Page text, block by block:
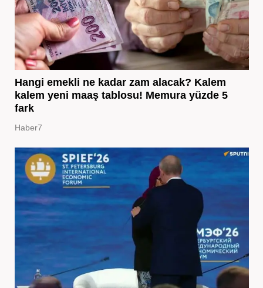
Hangi emekli ne kadar zam alacak? Kalem
kalem yeni maaş tablosu! Memura yüzde 5
fark
Haber7